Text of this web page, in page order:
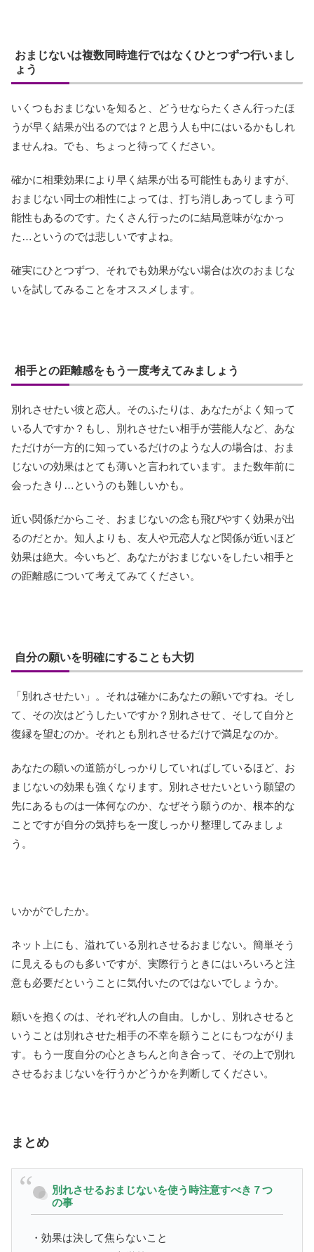
おまじないは複数同時進行ではなくひとつずつ行いまし
ょう
いくつもおまじないを知ると、どうせならたくさん行ったほ
うが早く結果が出るのでは？と思う人も中にはいるかもしれ
ませんね。でも、ちょっと待ってください。
確かに相乗効果により早く結果が出る可能性もありますが、
おまじない同士の相性によっては、打ち消しあってしまう可
能性もあるのです。たくさん行ったのに結局意味がなかっ
た…というのでは悲しいですよね。
確実にひとつずつ、それでも効果がない場合は次のおまじな
いを試してみることをオススメします。
相手との距離感をもう一度考えてみましょう
別れさせたい彼と恋人。そのふたりは、あなたがよく知って
いる人ですか？もし、別れさせたい相手が芸能人など、あな
ただけが一方的に知っているだけのような人の場合は、おま
じないの効果はとても薄いと言われています。また数年前に
会ったきり…というのも難しいかも。
近い関係だからこそ、おまじないの念も飛びやすく効果が出
るのだとか。知人よりも、友人や元恋人など関係が近いほど
効果は絶大。今いちど、あなたがおまじないをしたい相手と
の距離感について考えてみてください。
自分の願いを明確にすることも大切
「別れさせたい」。それは確かにあなたの願いですね。そし
て、その次はどうしたいですか？別れさせて、そして自分と
復縁を望むのか。それとも別れさせるだけで満足なのか。
あなたの願いの道筋がしっかりしていればしているほど、お
まじないの効果も強くなります。別れさせたいという願望の
先にあるものは一体何なのか、なぜそう願うのか、根本的な
ことですが自分の気持ちを一度しっかり整理してみましょ
う。
いかがでしたか。
ネット上にも、溢れている別れさせるおまじない。簡単そう
に見えるものも多いですが、実際行うときにはいろいろと注
意も必要だということに気付いたのではないでしょうか。
願いを抱くのは、それぞれ人の自由。しかし、別れさせると
いうことは別れさせた相手の不幸を願うことにもつながりま
す。もう一度自分の心ときちんと向き合って、その上で別れ
させるおまじないを行うかどうかを判断してください。
まとめ
別れさせるおまじないを使う時注意すべき７つ
の事
・効果は決して焦らないこと